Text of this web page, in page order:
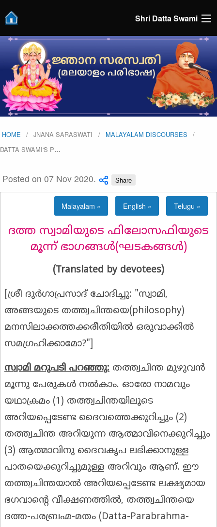
Shri Datta Swami
HOME JNANA SARASWATI
MALAYALAM DISCOURSES
DATTA SWAMI'S P…
Posted on 07 Nov 2020. Share
Malayalam » English » Telugu »
ദത്ത സ്വാമിയുടെ ഫിലോസഫിയുടെ
മൂന്ന് ഭാഗങ്ങള്‍(ഘടകങ്ങള്‍)
(Translated by devotees)
[ശ്രീ ദുർഗാപ്രസാദ് ചോദിച്ചു: "സ്വാമി,
അങ്ങയുടെ തത്ത്വചിന്തയെ(philosophy)
മനസിലാക്കത്തക്കരീതിയിൽ ഒരുവാക്കിൽ
സമഗ്രഹിക്കാമോ?"]
സ്വാമി മറുപടി പറഞ്ഞു: തത്ത്വചിന്ത മുഴുവൻ
മൂന്നു പേരുകൾ നൽകാം. ഓരോ നാമവും
യഥാക്രമം (1) തത്ത്വചിന്തയിലൂടെ
അറിയപ്പെടേണ്ട ദൈവത്തെക്കുറിച്ചും (2)
തത്ത്വചിന്ത അറിയുന്ന ആത്മാവിനെക്കുറിച്ചും
(3) ആത്മാവിനു ദൈവകൃപ ലഭിക്കാനുള്ള
പാതയെക്കുറിച്ചുമുള്ള അറിവും ആണ്. ഈ
തത്ത്വചിന്തയാൽ അറിയപ്പെടേണ്ട ലക്ഷ്യമായ
ഭഗവാന്റെ വീക്ഷണത്തിൽ, തത്ത്വചിന്തയെ
ദത്ത-പരബ്രഹ്മ-മതം (Datta-Parabrahma-